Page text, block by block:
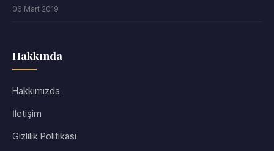
06 Mart 2019
Hakkında
Hakkımızda
İletişim
Gizlilik Politikası